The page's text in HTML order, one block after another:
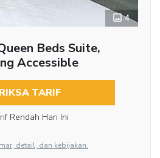
4
Beds Suite,
Accessible
TARIF
Rendah Hari Ini
detail, dan kebijakan.